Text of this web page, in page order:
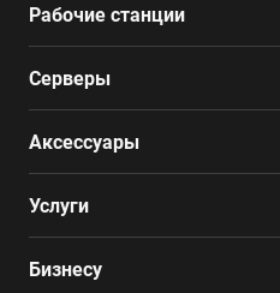
Рабочие станции
Серверы
Аксессуары
Услуги
Бизнесу